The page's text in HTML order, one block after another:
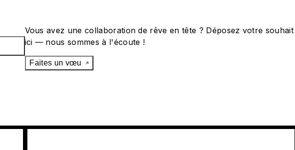
Vous avez une collaboration de rêve en tête ? Déposez votre souhait
ici — nous sommes à l'écoute !
Faites un vœu